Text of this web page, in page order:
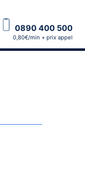
0890 400 500
0,80€/min + prix appel